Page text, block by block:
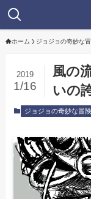
ホーム ジョジョの奇妙な
風の
いの
2019
1/16
ジョジョの奇妙な冒険